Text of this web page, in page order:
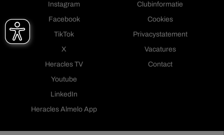
Instagram
Facebook
TikTok
X
Heracles TV
Youtube
LinkedIn
Heracles Almelo App
Clubinformatie
Cookies
Privacystatement
Vacatures
Contact